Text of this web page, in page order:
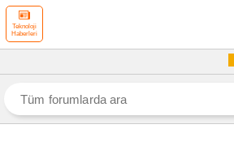
Teknoloji
Haberleri